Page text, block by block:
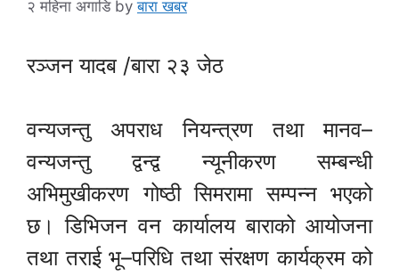
२ महिना अगाडि byबारा खबर
रञ्जन यादब /बारा २३ जेठ
वन्यजन्तु अपराध नियन्त्रण तथा मानव–
वन्यजन्तु द्वन्द्व न्यूनीकरण सम्बन्धी
अभिमुखीकरण गोष्ठी सिमरामा सम्पन्न भएको
छ। डिभिजन वन कार्यालय बाराको आयोजना
तथा तराई भू–परिधि तथा संरक्षण कार्यक्रम को